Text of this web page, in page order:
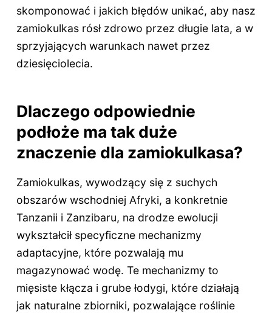
skomponować i jakich błędów unikać, aby nasz
zamiokulkas rósł zdrowo przez długie lata, a w
sprzyjających warunkach nawet przez
dziesięciolecia.
Dlaczego odpowiednie
podłoże ma tak duże
znaczenie dla zamiokulkasa?
Zamiokulkas, wywodzący się z suchych
obszarów wschodniej Afryki, a konkretnie
Tanzanii i Zanzibaru, na drodze ewolucji
wykształcił specyficzne mechanizmy
adaptacyjne, które pozwalają mu
magazynować wodę. Te mechanizmy to
mięsiste kłącza i grube łodygi, które działają
jak naturalne zbiorniki, pozwalające roślinie